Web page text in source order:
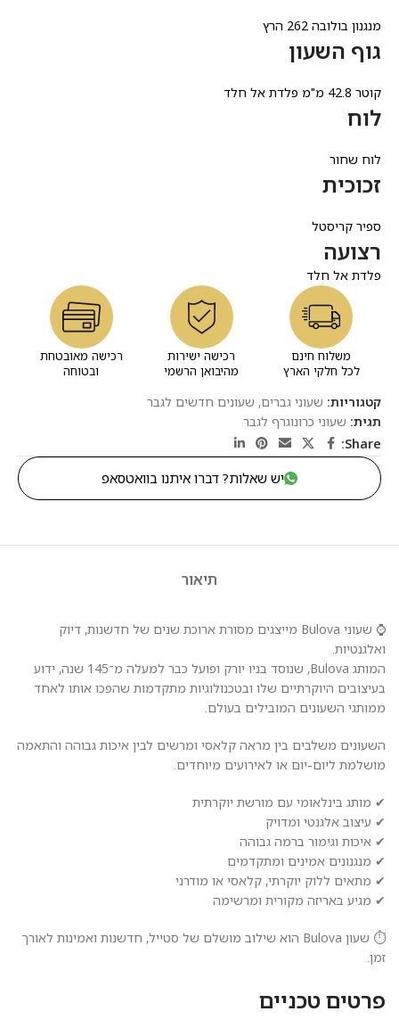
מנגנון בולובה 262 הרץ
גוף השעון
קוטר 42.8 מ"מ פלדת אל חלד
לוח
לוח שחור
זכוכית
ספיר קריסטל
רצועה
פלדת אל חלד
משלוח חינם
לכל חלקי הארץ
רכישה ישירות
מהיבואן הרשמי
רכישה מאובטחת
ובטוחה
קטגוריות: שעוני גברים, שעונים חדשים לגבר
תגית: שעוני כרונוגרף לגבר
Share:
יש שאלות? דברו איתנו בוואטסאפ
תיאור
⌚ שעוני Bulova מייצגים מסורת ארוכת שנים של חדשנות, דיוק
ואלגנטיות.
המותג Bulova, שנוסד בניו יורק ופועל כבר למעלה מ־145 שנה, ידוע
בעיצובים היוקרתיים שלו ובטכנולוגיות מתקדמות שהפכו אותו לאחד
ממותגי השעונים המובילים בעולם.
השעונים משלבים בין מראה קלאסי ומרשים לבין איכות גבוהה והתאמה
מושלמת ליום-יום או לאירועים מיוחדים.
✔ מותג בינלאומי עם מורשת יוקרתית
✔ עיצוב אלגנטי ומדויק
✔ איכות וגימור ברמה גבוהה
✔ מנגנונים אמינים ומתקדמים
✔ מתאים ללוק יוקרתי, קלאסי או מודרני
✔ מגיע באריזה מקורית ומרשימה
⏱️ שעון Bulova הוא שילוב מושלם של סטייל, חדשנות ואמינות לאורך
זמן.
פרטים טכניים